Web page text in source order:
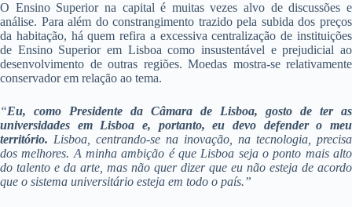
O Ensino Superior na capital é muitas vezes alvo de discussões e
análise. Para além do constrangimento trazido pela subida dos preços
da habitação, há quem refira a excessiva centralização de instituições
de Ensino Superior em Lisboa como insustentável e prejudicial ao
desenvolvimento de outras regiões. Moedas mostra-se relativamente
conservador em relação ao tema.
“Eu, como Presidente da Câmara de Lisboa, gosto de ter as
universidades em Lisboa e, portanto, eu devo defender o meu
território. Lisboa, centrando-se na inovação, na tecnologia, precisa
dos melhores. A minha ambição é que Lisboa seja o ponto mais alto
do talento e da arte, mas não quer dizer que eu não esteja de acordo
que o sistema universitário esteja em todo o país.”